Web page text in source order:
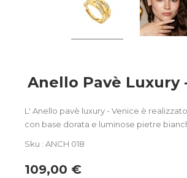
Anello Pavè Luxury
L' Anello pavè luxury - Venice è
con base dorata e luminose pietre
Sku : ANCH 018
109,00 €